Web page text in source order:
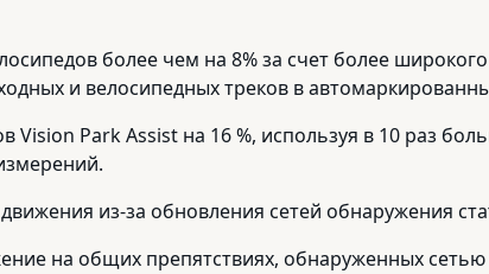
более чем на 8% за счет более
и велосипедных треков в
Park Assist на 16 %, используя в 10 раз
из-за обновления сетей обнаружения
на общих препятствиях, обнаруженных